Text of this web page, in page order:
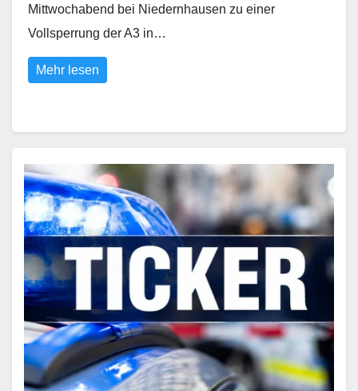
Mittwochabend bei Niedernhausen zu einer
Vollsperrung der A3 in…
Mehr lesen